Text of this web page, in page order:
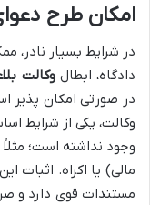
امکان طرح
در شرایط بسیار نادر،
دادگاه، ابطالوکالت
در صورتی امکان پذیر
وکالت، یکی از شرایط
وجود نداشته است؛ مثلاً
مالی) یا اکراه. اثبات
مستندات قوی دارد و